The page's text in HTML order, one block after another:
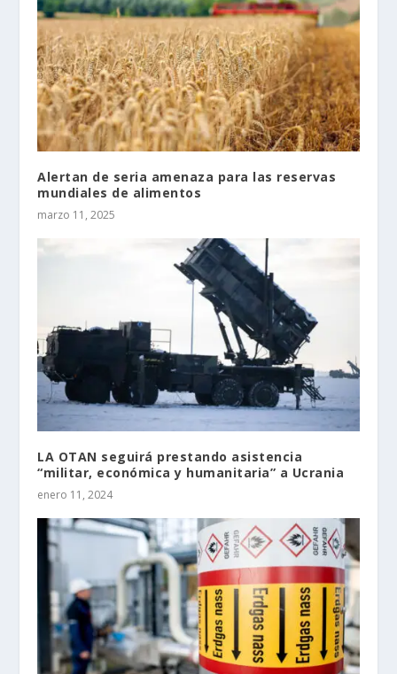
Alertan de seria amenaza para las reservas
mundiales de alimentos
marzo 11, 2025
LA OTAN seguirá prestando asistencia
“militar, económica y humanitaria” a Ucrania
enero 11, 2024